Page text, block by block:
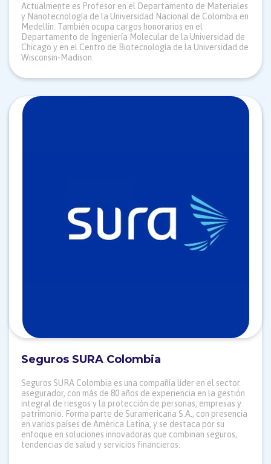
Actualmente es Profesor en el Departamento de Materiales
y Nanotecnología de la Universidad Nacional de Colombia en
Medellín. También ocupa cargos honorarios en el
Departamento de Ingeniería Molecular de la Universidad de
Chicago y en el Centro de Biotecnología de la Universidad de
Wisconsin-Madison.
Seguros SURA Colombia
Seguros SURA Colombia es una compañía líder en el sector
asegurador, con más de 80 años de experiencia en la gestión
integral de riesgos y la protección de personas, empresas y
patrimonio. Forma parte de Suramericana S.A., con presencia
en varios países de América Latina, y se destaca por su
enfoque en soluciones innovadoras que combinan seguros,
tendencias de salud y servicios financieros.